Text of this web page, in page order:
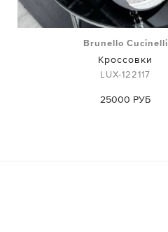
Brunello Cucinelli
Кроссовки
LUX-122117
25000 РУБ